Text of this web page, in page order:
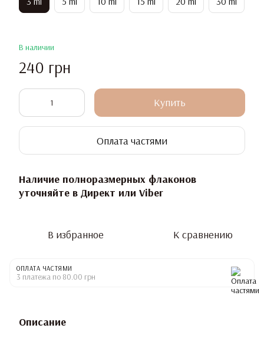
В наличии
240 грн
Купить
Оплата частями
Наличие полноразмерных флаконов
уточняйте в Директ или Viber
В избранное К сравнению
ОПЛАТА ЧАСТЯМИ
3 платежа по 80.00 грн
Описание